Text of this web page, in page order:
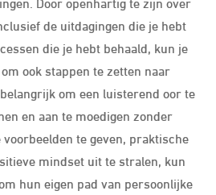
de uitdagingen die je hebt
die je hebt behaald, kun je
ook stappen te zetten naar
om een luisterend oor te
en aan te moedigen zonder
te geven, praktische
mindset uit te stralen, kun
hun eigen pad van persoonlijke